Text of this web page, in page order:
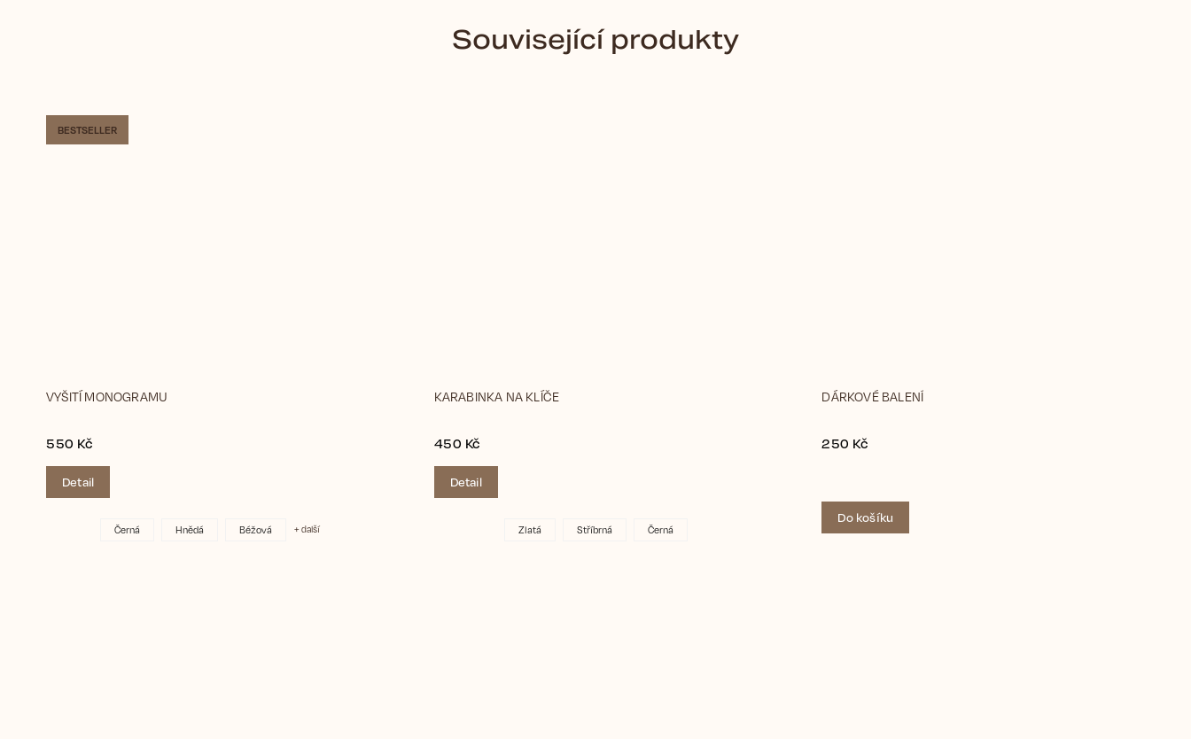
Související produkty
BESTSELLER
VYŠITÍ MONOGRAMU
550 Kč
Detail
Černá Hnědá Béžová + další
KARABINKA NA KLÍČE
450 Kč
Detail
Zlatá Stříbrná Černá
DÁRKOVÉ BALENÍ
250 Kč
Do košíku